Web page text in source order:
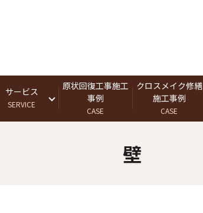
サービス
SERVICE
原状回復工事施工
事例
CASE
クロスメイク修繕
施工事例
CASE
壁